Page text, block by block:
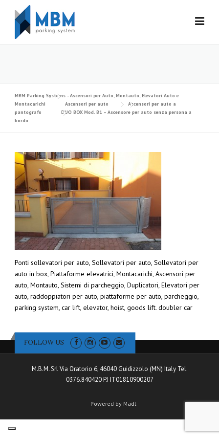
Skip to content
MBM Parking Systems - Ascensori per Auto, Montauto, Elevatori Auto e
Montacarichi
Ascensori per auto
Ascensori per auto a
pantografo
DUO BOX Mod. B1 – Ascensore per auto senza persona a
bordo
Ponti sollevatori per auto, Sollevatori per auto, Sollevatori per
auto in box, Piattaforme elevatrici, Montacarichi, Ascensori per
auto, Montauto, Sistemi di parcheggio, Duplicatori, Elevatori per
auto, raddoppiatori per auto, piattaforme per auto, parcheggio,
parking system, car lift, elevator, hoist, goods lift. doubler car
FOLLOW US
M.B.M. Srl Via Oratorio 6, 46040 Guidizzolo (MN) Italy Tel.
0376.840420 P.I IT01810900207
Powered by Madl